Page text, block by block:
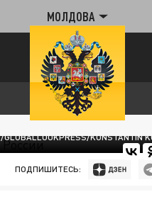
МОЛДОВА
/GLOBALLOOKPRESS/KONSTANTIN
ПОДПИШИТЕСЬ: